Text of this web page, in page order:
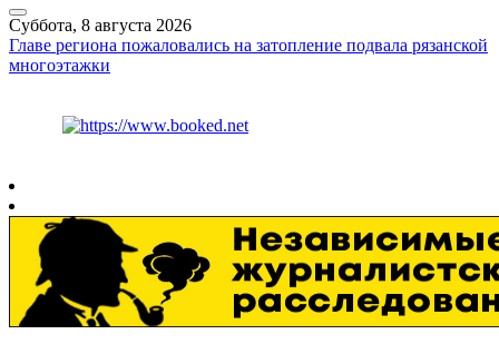
Суббота, 8 августа 2026
Главе региона пожаловались на затопление подвала рязанской
многоэтажки